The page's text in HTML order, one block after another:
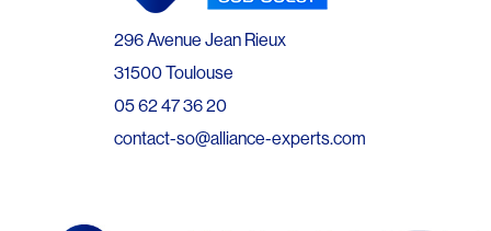
296 Avenue Jean Rieux
31500 Toulouse
05 62 47 36 20
contact-so@alliance-experts.com